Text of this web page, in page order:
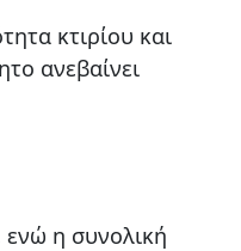
κτιρίου και
ανεβαίνει
ενώ η συνολική